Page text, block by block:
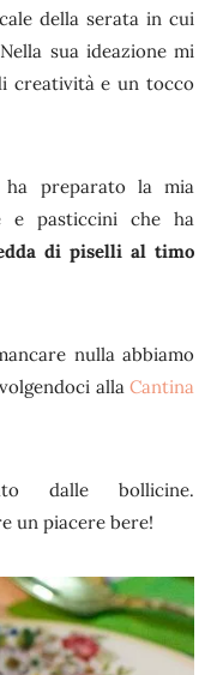
della serata in cui
sua ideazione mi
creatività e un tocco
ha preparato la mia
e pasticcini che ha
di piselli al timo
nulla abbiamo
alla Cantina
dalle bollicine.
un piacere bere!